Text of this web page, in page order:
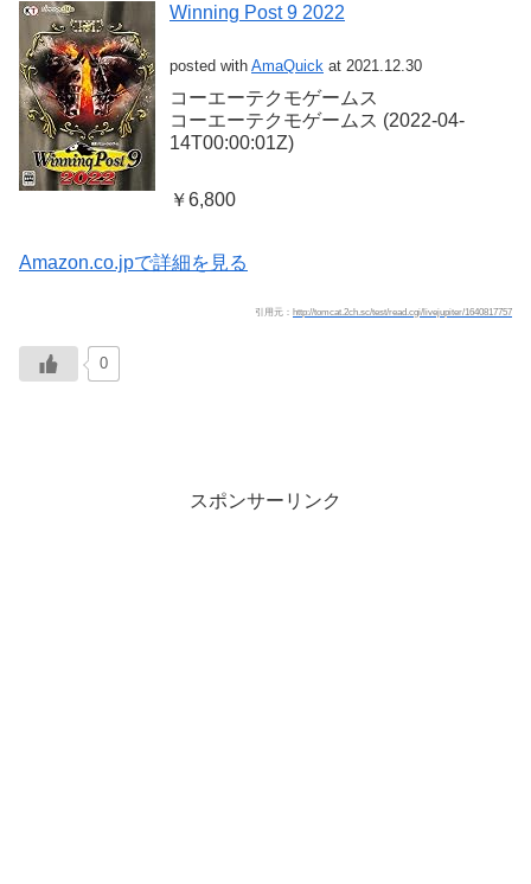
Winning Post 9 2022
posted with AmaQuick at 2021.12.30
コーエーテクモゲームス
コーエーテクモゲームス (2022-04-
14T00:00:01Z)
￥6,800
Amazon.co.jpで詳細を見る
引用元： http://tomcat.2ch.sc/test/read.cgi/livejupiter/1640817757
0
スポンサーリンク